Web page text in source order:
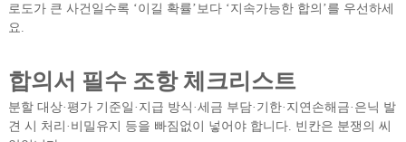
로도가 큰 사건일수록 ‘이길 확률’보다 ‘지속가능한 합의’를 우선하세
요.
합의서 필수 조항 체크리스트
분할 대상·평가 기준일·지급 방식·세금 부담·기한·지연손해금·은닉 발
견 시 처리·비밀유지 등을 빠짐없이 넣어야 합니다. 빈칸은 분쟁의 씨